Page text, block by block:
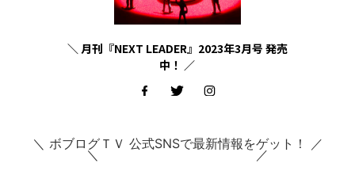
＼ 月刊『NEXT LEADER』2023年3月号 発売
中！ ／
＼ ボブログＴＶ 公式SNSで最新情報をゲット！ ／